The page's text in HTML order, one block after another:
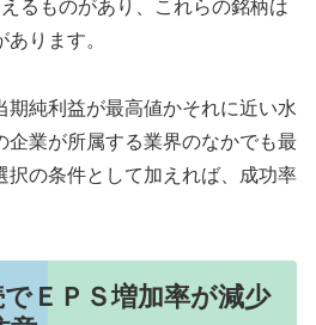
るものがあり、これらの銘柄は
ります。
期純利益が最高値かそれに近い水
企業が所属する業界のなかでも最
択の条件として加えれば、成功率
でＥＰＳ増加率が減少